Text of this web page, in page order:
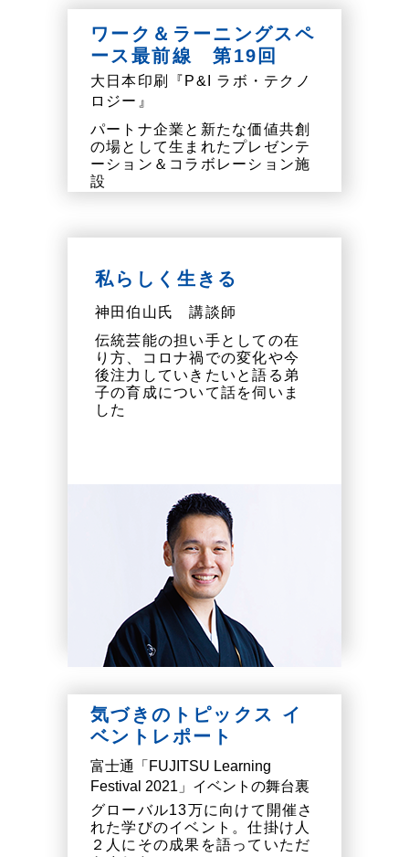
ワーク＆ラーニングスペ
ース最前線 第19回
大日本印刷『P&I ラボ・テクノ
ロジー』
パートナ企業と新たな価値共創
の場として生まれたプレゼンテ
ーション＆コラボレーション施
設
私らしく生きる
神田伯山氏 講談師
伝統芸能の担い手としての在
り方、コロナ禍での変化や今
後注力していきたいと語る弟
子の育成について話を伺いま
した
気づきのトピックス イ
ベントレポート
富士通「FUJITSU Learning
Festival 2021」イベントの舞台裏
グローバル13万に向けて開催さ
れた学びのイベント。仕掛け人
２人にその成果を語っていただ